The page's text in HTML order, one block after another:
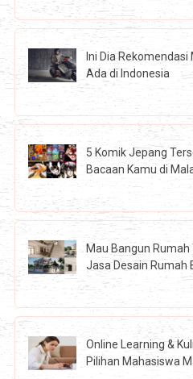
Ini Dia
Ada di Indonesia
5 Komik Jepang
Bacaan Kamu di
Mau Bangun
Jasa Desain Rumah
Online Learning &
Pilihan Mahasiswa